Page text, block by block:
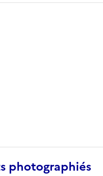
photographiés